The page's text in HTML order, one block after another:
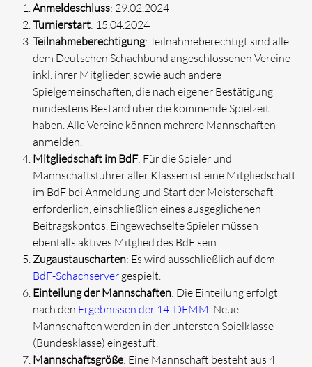
Anmeldeschluss: 29.02.2024
Turnierstart: 15.04.2024
Teilnahmeberechtigung: Teilnahmeberechtigt sind alle
dem Deutschen Schachbund angeschlossenen Vereine
inkl. ihrer Mitglieder, sowie auch andere
Spielgemeinschaften, die nach eigener Bestätigung
mindestens Bestand über die kommende Spielzeit
haben. Alle Vereine können mehrere Mannschaften
anmelden.
Mitgliedschaft im BdF: Für die Spieler und
Mannschaftsführer aller Klassen ist eine Mitgliedschaft
im BdF bei Anmeldung und Start der Meisterschaft
erforderlich, einschließlich eines ausgeglichenen
Beitragskontos. Eingewechselte Spieler müssen
ebenfalls aktives Mitglied des BdF sein.
Zugaustauscharten: Es wird ausschließlich auf dem
BdF-Schachserver gespielt.
Einteilung der Mannschaften: Die Einteilung erfolgt
nach den Ergebnissen der 14. DFMM. Neue
Mannschaften werden in der untersten Spielklasse
(Bundesklasse) eingestuft.
Mannschaftsgröße: Eine Mannschaft besteht aus 4